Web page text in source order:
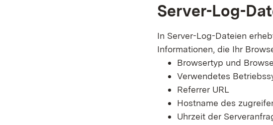
Server-Log-
In Server-Log-Dateien
Informationen, die Ihr
Browsertyp und
Verwendetes
Referrer URL
Hostname des
Uhrzeit der